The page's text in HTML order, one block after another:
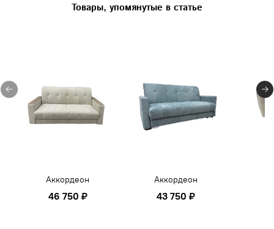
Товары, упомянутые в статье
Аккордеон
46 750 ₽
Аккордеон
43 750 ₽